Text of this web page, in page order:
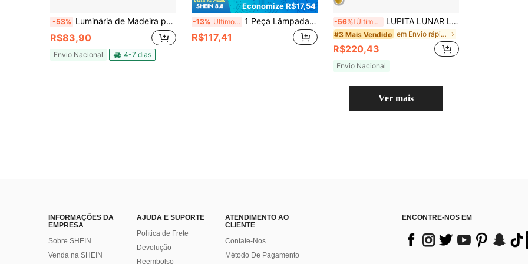
-53% Luminária de Madeira para Mesa Escritório Sala Leitura Luz Suave Oasis OIH-4702
R$83,90
Envio Nacional 4-7 dias
Economize R$17,54
-13% Últimos 2 dias 1 Peça Lâmpada de Unha Crescente Branca/Rosa de 14,1"/20,4", Iluminação de Unha, Alimentada por USB, Adequada para Arte de Unhas, Penteadeira, Escrivaninha, Iluminação de Decoração de Cabeceira
R$117,41
-56% Últimas 6 hrs LUPITA LUNAR Lâmpada de Cílios Semicircular com Strass, Haste Arqueada e Cabeça Giratória 360° | Lâmpada de Chão 45W com Suporte e Controle Remoto Duplo com Fio e Sem Fio | 3 Temperaturas de Cor Ajustáveis sem Sombras | Ideal para Esteticistas, Tatuadores e Uso Doméstico
#3 Mais Vendido em Envio rápido Luminárias de chão
R$220,43
Envio Nacional
Ver mais
INFORMAÇÕES DA
EMPRESA
Sobre SHEIN
Venda na SHEIN
AJUDA E SUPORTE
Política de Frete
Devolução
Reembolso
ATENDIMENTO AO
CLIENTE
Contate-Nos
Método De Pagamento
ENCONTRE-NOS EM